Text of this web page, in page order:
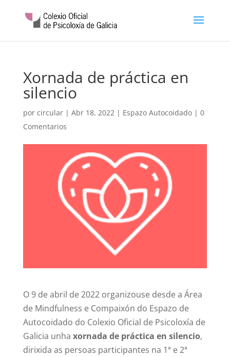
Xornada de práctica en
silencio
por circular| Abr 18, 2022| Espazo Autocoidado| 0
Comentarios
O 9 de abril de 2022 organizouse desde a Área
de Mindfulness e Compaixón do Espazo de
Autocoidado do Colexio Oficial de Psicoloxía de
Galicia unha xornada de práctica en silencio,
dirixida as persoas participantes na 1ª e 2ª